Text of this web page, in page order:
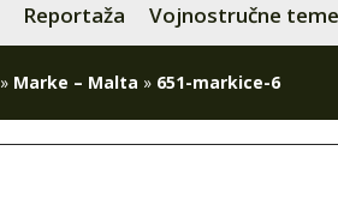
Reportaža Vojnostručne teme
» Marke – Malta » 651-markice-6